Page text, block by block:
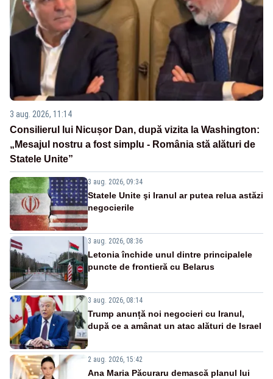
3 aug. 2026, 11:14
Consilierul lui Nicușor Dan, după vizita la Washington:
„Mesajul nostru a fost simplu - România stă alături de
Statele Unite”
3 aug. 2026, 09:34
Statele Unite şi Iranul ar putea relua astăzi
negocierile
3 aug. 2026, 08:36
Letonia închide unul dintre principalele
puncte de frontieră cu Belarus
3 aug. 2026, 08:14
Trump anunță noi negocieri cu Iranul,
după ce a amânat un atac alături de Israel
2 aug. 2026, 15:42
Ana Maria Păcuraru demască planul lui